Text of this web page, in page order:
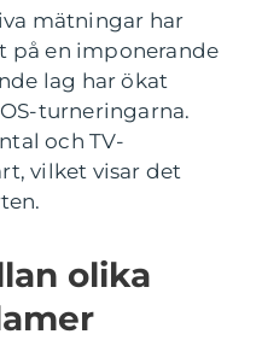
mätningar har
på en imponerande
lag har ökat
turneringarna.
och TV-
vilket visar det
olika